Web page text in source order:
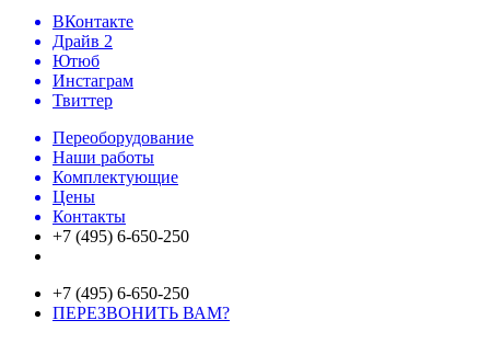
ВКонтакте
Драйв 2
Ютюб
Инстаграм
Твиттер
Переоборудование
Наши работы
Комплектующие
Цены
Контакты
+7 (495) 6-650-250
+7 (495) 6-650-250
ПЕРЕЗВОНИТЬ ВАМ?